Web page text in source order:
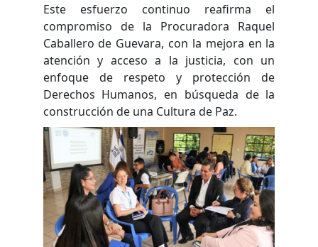
Este esfuerzo continuo reafirma el
compromiso de la Procuradora Raquel
Caballero de Guevara, con la mejora en la
atención y acceso a la justicia, con un
enfoque de respeto y protección de
Derechos Humanos, en búsqueda de la
construcción de una Cultura de Paz.